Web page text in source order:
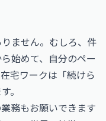
ません。むしろ、件
始めて、自分のペー
宅ワークは「続けら
。
務もお願いできます